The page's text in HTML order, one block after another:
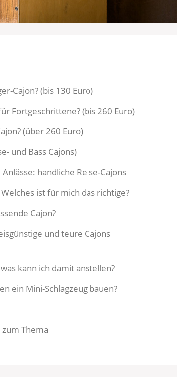
Cajon? (bis 130 Euro)
Fortgeschrittene? (bis 260 Euro)
(über 260 Euro)
und Bass Cajons)
handliche Reise-Cajons
ist für mich das richtige?
Cajon?
und teure Cajons
kann ich damit anstellen?
ein Mini-Schlagzeug bauen?
Thema